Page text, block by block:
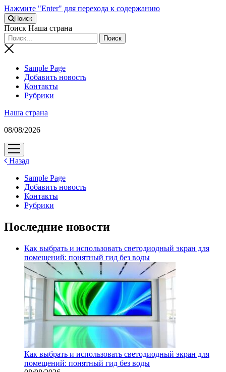
Нажмите "Enter" для перехода к содержанию
Поиск
Поиск Наша страна
Sample Page
Добавить новость
Контакты
Рубрики
Наша страна
08/08/2026
открыть
меню
Назад
Sample Page
Добавить новость
Контакты
Рубрики
Последние новости
Как выбрать и использовать светодиодный экран для
помещений: понятный гид без воды
Как выбрать и использовать светодиодный экран для
помещений: понятный гид без воды